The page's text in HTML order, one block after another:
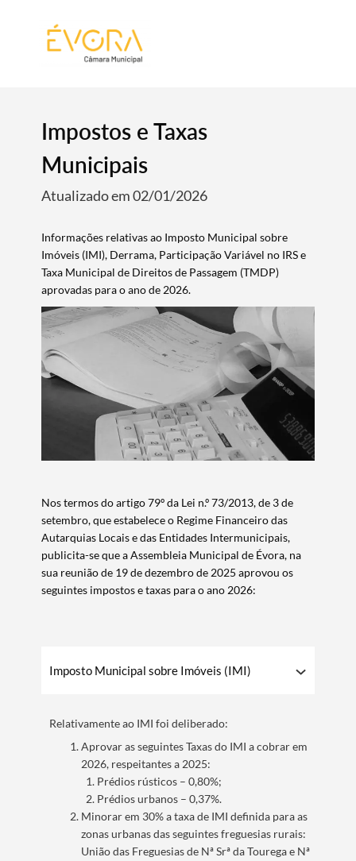
Impostos e Taxas
Municipais
Atualizado em 02/01/2026
Informações relativas ao Imposto Municipal sobre
Imóveis (IMI), Derrama, Participação Variável no IRS e
Taxa Municipal de Direitos de Passagem (TMDP)
aprovadas para o ano de 2026.
Nos termos do artigo 79º da Lei n.º 73/2013, de 3 de
setembro, que estabelece o Regime Financeiro das
Autarquias Locais e das Entidades Intermunicipais,
publicita-se que a Assembleia Municipal de Évora, na
sua reunião de 19 de dezembro de 2025 aprovou os
seguintes impostos e taxas para o ano 2026:
​Imposto Municipal sobre Imóveis (IMI)
Relativamente ao IMI foi deliberado:
Aprovar as seguintes Taxas do IMI a cobrar em
2026, respeitantes a 2025:
Prédios rústicos – 0,80%;
Prédios urbanos – 0,37%.
Minorar em 30% a taxa de IMI definida para as
zonas urbanas das seguintes freguesias rurais:
União das Freguesias de Nª Srª da Tourega e Nª